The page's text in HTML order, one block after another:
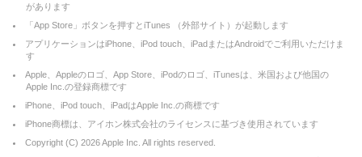
があります
「App Store」ボタンを押すとiTunes （外部サイト）が起動します
アプリケーションはiPhone、iPod touch、iPadまたはAndroidでご利用いただけま
す
Apple、Appleのロゴ、App Store、iPodのロゴ、iTunesは、米国および他国の
Apple Inc.の登録商標です
iPhone、iPod touch、iPadはApple Inc.の商標です
iPhone商標は、アイホン株式会社のライセンスに基づき使用されています
Copyright (C) 2026Apple Inc. All rights reserved.